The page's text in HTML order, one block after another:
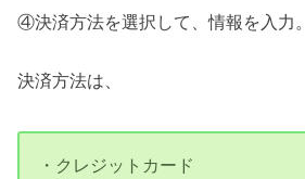
④決済方法を選択して、情報を入力。
決済方法は、
・クレジットカード